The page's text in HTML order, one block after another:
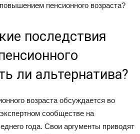
пенсионного возраста?
последствия
ли альтернатива?
возраста обсуждается во
сообществе на
года. Свои аргументы приводят